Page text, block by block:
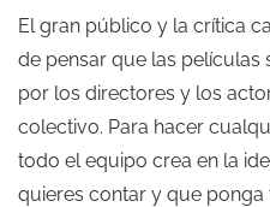
El gran público y la crítica
de pensar que las películas
por los directores y los
colectivo. Para hacer
todo el equipo crea en la
quieres contar y que